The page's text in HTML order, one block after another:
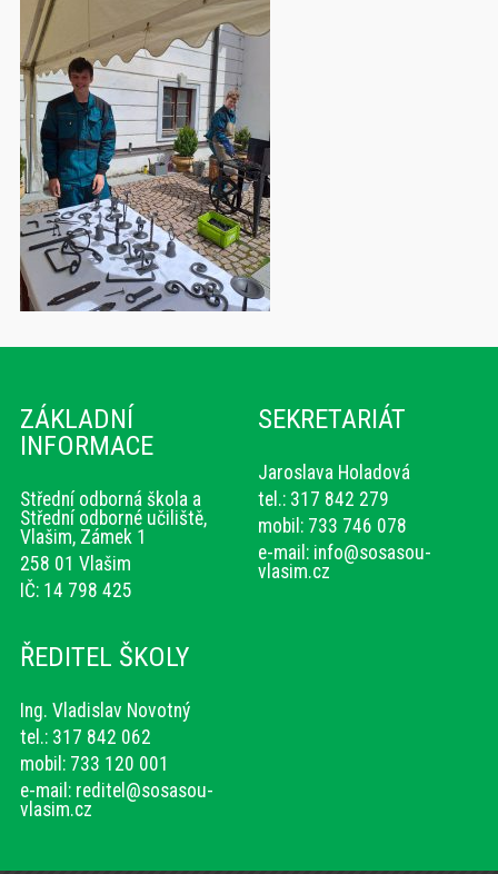
ZÁKLADNÍ
INFORMACE
Střední odborná škola a
Střední odborné učiliště,
Vlašim, Zámek 1
258 01 Vlašim
IČ: 14 798 425
SEKRETARIÁT
Jaroslava Holadová
tel.: 317 842 279
mobil: 733 746 078
e-mail: info@sosasou-
vlasim.cz
ŘEDITEL ŠKOLY
Ing. Vladislav Novotný
tel.: 317 842 062
mobil: 733 120 001
e-mail: reditel@sosasou-
vlasim.cz